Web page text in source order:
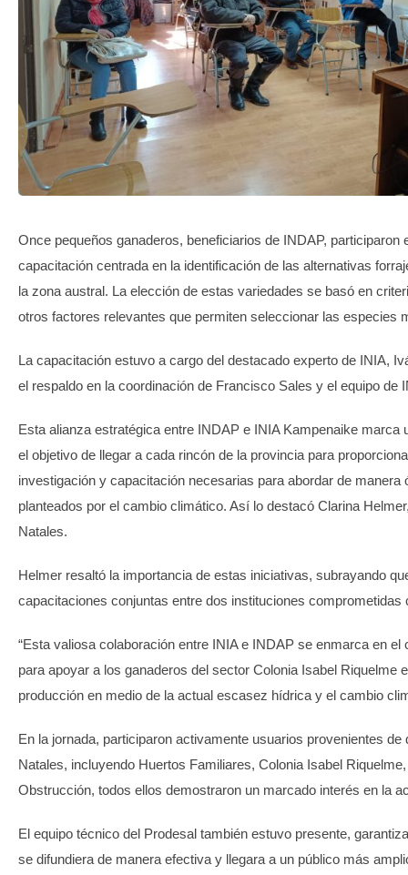
Once pequeños ganaderos, beneficiarios de INDAP, participaron
capacitación centrada en la identificación de las alternativas
la zona austral. La elección de estas variedades se basó en
otros factores relevantes que permiten seleccionar las especies
La capacitación estuvo a cargo del destacado experto de INIA,
el respaldo en la coordinación de Francisco Sales y el equipo de
Esta alianza estratégica entre INDAP e INIA Kampenaike marca
el objetivo de llegar a cada rincón de la provincia para
investigación y capacitación necesarias para abordar de manera
planteados por el cambio climático. Así lo destacó Clarina
Natales.
Helmer resaltó la importancia de estas iniciativas, subrayando
capacitaciones conjuntas entre dos instituciones
“Esta valiosa colaboración entre INIA e INDAP se enmarca en
para apoyar a los ganaderos del sector Colonia Isabel Riquelme
producción en medio de la actual escasez hídrica y el cambio
En la jornada, participaron activamente usuarios provenientes
Natales, incluyendo Huertos Familiares, Colonia Isabel
Obstrucción, todos ellos demostraron un marcado interés en la
El equipo técnico del Prodesal también estuvo presente,
se difundiera de manera efectiva y llegara a un público más